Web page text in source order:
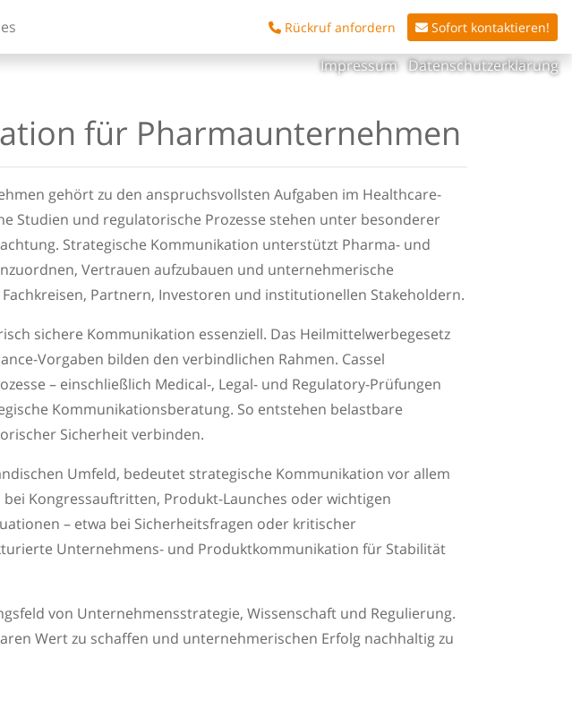
Rückruf anfordern Sofort kontaktieren!
Impressum Datenschutzerklärung
für Pharmaunternehmen
gehört zu den anspruchsvollsten Aufgaben im Healthcare-
Studien und regulatorische Prozesse stehen unter besonderer
Strategische Kommunikation unterstützt Pharma- und
Vertrauen aufzubauen und unternehmerische
Partnern, Investoren und institutionellen Stakeholdern.
sichere Kommunikation essenziell. Das Heilmittelwerbegesetz
Vorgaben bilden den verbindlichen Rahmen. Cassel
– einschließlich Medical-, Legal- und Regulatory-Prüfungen
Kommunikationsberatung. So entstehen belastbare
Sicherheit verbinden.
Umfeld, bedeutet strategische Kommunikation vor allem
Kongressauftritten, Produkt-Launches oder wichtigen
– etwa bei Sicherheitsfragen oder kritischer
Unternehmens- und Produktkommunikation für Stabilität
von Unternehmensstrategie, Wissenschaft und Regulierung.
Wert zu schaffen und unternehmerischen Erfolg nachhaltig zu